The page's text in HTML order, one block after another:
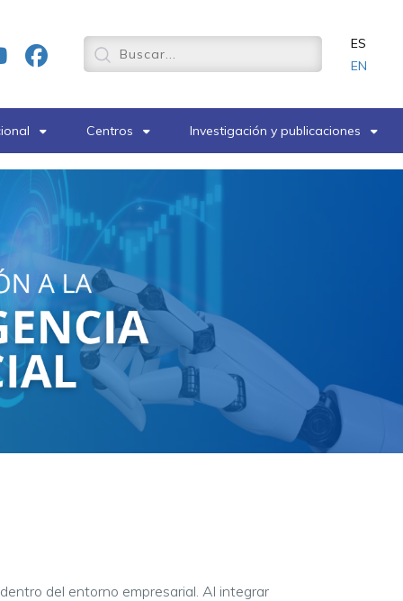
ES
EN
Centros Investigación y publicaciones
del entorno empresarial. Al integrar